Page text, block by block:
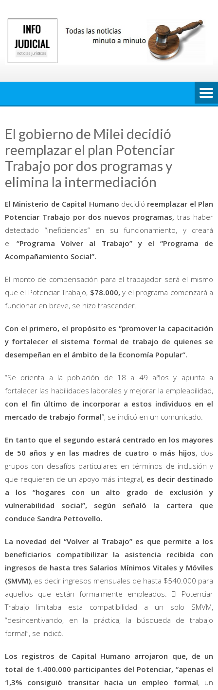
contenido
El gobierno de Milei decidió
reemplazar el plan Potenciar
Trabajo por dos programas y
elimina la intermediación
El Ministerio de Capital Humano decidió reemplazar el Plan
Potenciar Trabajo por dos nuevos programas, tras haber
detectado “ineficiencias” en su funcionamiento, y creará
el “Programa Volver al Trabajo” y el “Programa de
Acompañamiento Social”.
El monto de compensación para el trabajador será el mismo
que el Potenciar Trabajo, $78.000, y el programa comenzará a
funcionar en breve, se hizo trascender.
Con el primero, el propósito es “promover la capacitación
y fortalecer el sistema formal de trabajo de quienes se
desempeñan en el ámbito de la Economía Popular”.
“Se orienta a la población de 18 a 49 años y apunta a
fortalecer las habilidades laborales y mejorar la empleabilidad,
con el fin último de incorporar a estos individuos en el
mercado de trabajo formal“, se indicó en un comunicado.
En tanto que el segundo estará centrado en los mayores
de 50 años y en las madres de cuatro o más hijos, dos
grupos con desafíos particulares en términos de inclusión y
que requieren de un apoyo más integral, es decir destinado
a los “hogares con un alto grado de exclusión y
vulnerabilidad social”, según señaló la cartera que
conduce Sandra Pettovello.
La novedad del “Volver al Trabajo” es que permite a los
beneficiarios compatibilizar la asistencia recibida con
ingresos de hasta tres Salarios Mínimos Vitales y Móviles
(SMVM), es decir ingresos mensuales de hasta $540.000 para
aquellos que están formalmente empleados. El Potenciar
Trabajo limitaba esta compatibilidad a un solo SMVM,
“desincentivando, en la práctica, la búsqueda de trabajo
formal”, se indicó.
Los registros de Capital Humano arrojaron que, de un
total de 1.400.000 participantes del Potenciar, “apenas el
1,3% consiguió transitar hacia un empleo formal, un